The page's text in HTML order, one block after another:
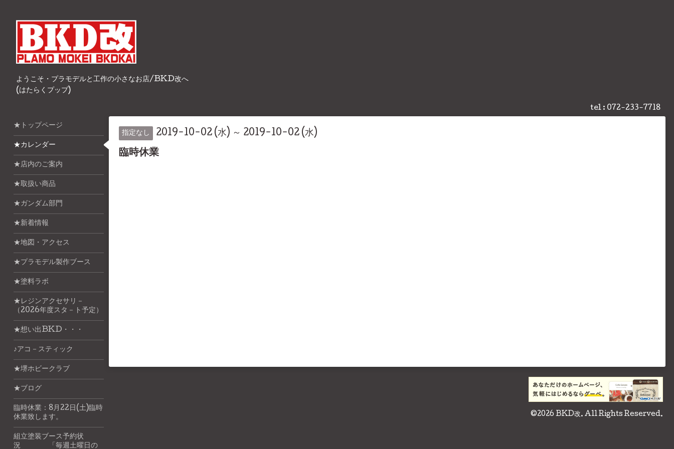
ようこそ・プラモデルと工作の小さなお店/BKD改へ
(はたらくプップ)
tel : 072-233-7718
指定なし 2019-10-02 (水) ～ 2019-10-02 (水)
臨時休業
©2026 BKD改. All Rights Reserved.
★トップページ
★カレンダー
★店内のご案内
★取扱い商品
★ガンダム部門
★新着情報
★地図・アクセス
★プラモデル製作ブース
★塗料ラボ
★レジンアクセサリ－
（2026年度スタ－ト予定）
★想い出BKD・・・
♪アコ－スティック
★堺ホビークラブ
★ブログ
臨時休業：8月22日(土)臨時
休業致します。
組立塗装ブース予約状
況 「毎週土曜日の